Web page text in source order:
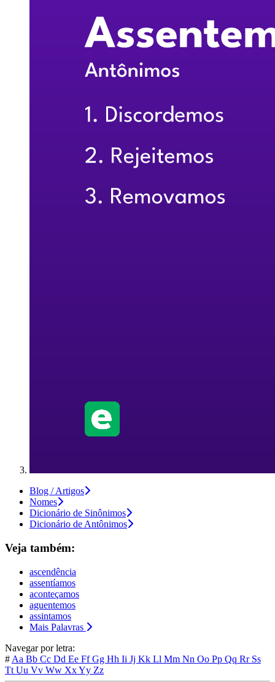
Blog / Artigos
Nomes
Dicionário de Sinônimos
Dicionário de Antônimos
Veja também:
ascendência
assentíamos
aconteçamos
aguentemos
assintamos
Mais Palavras
Navegar por letra:
# Aa Bb Cc Dd Ee FfGg Hh Ii Jj Kk Ll Mm Nn Oo Pp Qq Rr Ss
Tt Uu Vv Ww XxYy Zz